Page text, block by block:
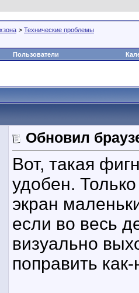
> Технические проблемы
Пользователи
Обновил
Вот, такая
удобен.
экран
если во весь
визуально
поправить